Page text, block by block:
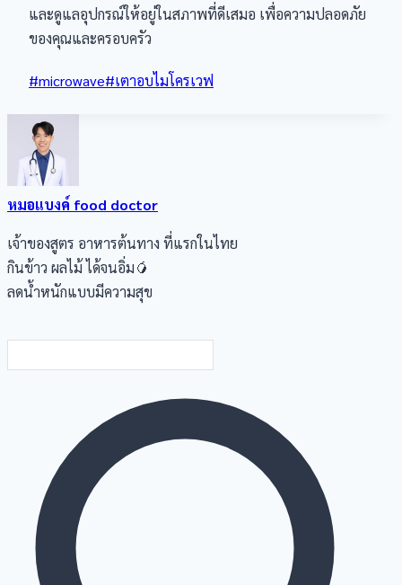
และดูแลอุปกรณ์ให้อยู่ในสภาพที่ดีเสมอ เพื่อความปลอดภัย
ของคุณและครอบครัว
Post
#microwave#เตาอบไมโครเวฟ
หมอแบงค์ food doctor
เจ้าของสูตร อาหารต้นทาง ที่แรกในไทย
กินข้าว ผลไม้ ได้จนอิ่ม🥭
ลดน้ำหนักแบบมีความสุข